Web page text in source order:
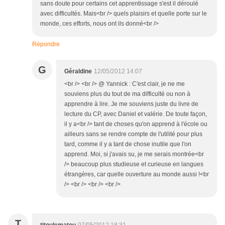
sans doute pour certains cet apprentissage s'est il déroulé
avec difficultés. Mais<br /> quels plaisirs et quelle porte sur le
monde, ces efforts, nous ont ils donné<br />
Répondre
G Géraldine 12/05/2012 14:07
<br /> <br /> @ Yannick : C'est clair, je ne me
souviens plus du tout de ma difficulté ou non à
apprendre à lire. Je me souviens juste du livre de
lecture du CP, avec Daniel et valérie. De toute façon,
il y a<br /> tant de choses qu'on apprend à l'école ou
ailleurs sans se rendre compte de l'utilité pour plus
tard, comme il y a tant de chose inutile que l'on
apprend. Moi, si j'avais su, je me serais montrée<br
/> beaucoup plus studieuse et curieuse en langues
étrangères, car quelle ouverture au monde aussi !<br
/> <br /> <br /> <br />